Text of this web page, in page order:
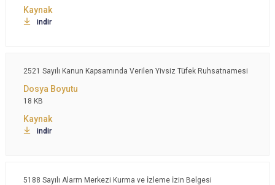
indir
2521 Sayılı Kanun Kapsamında Verilen Yivsiz Tüfek Ruhsatnamesi
18 KB
indir
5188 Sayılı Alarm Merkezi Kurma ve İzleme İzin Belgesi